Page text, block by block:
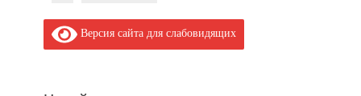
Версия сайта для слабовидящих